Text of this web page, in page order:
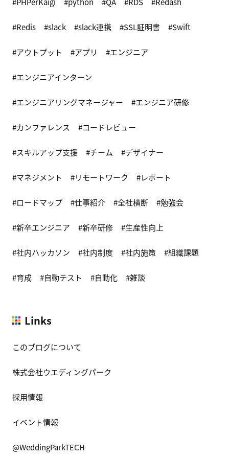
Redis slack slack連携 SSL証明書 Swift
アウトプット アプリ エンジニア
エンジニアインターン
エンジニアリングマネージャー エンジニア研修
カンファレンス コードレビュー
スキルアップ支援 チーム デザイナー
マネジメント リモートワーク レポート
ロードマップ 仕事紹介 全社横断 勉強会
新卒エンジニア 新卒研修 生産性向上
社内ハッカソン 社内制度 社内施策 組織課題
育成 自動テスト 自動化 雑談
Links
このブログについて
株式会社ウエディングパーク
採用情報
イベント情報
@WeddingParkTECH